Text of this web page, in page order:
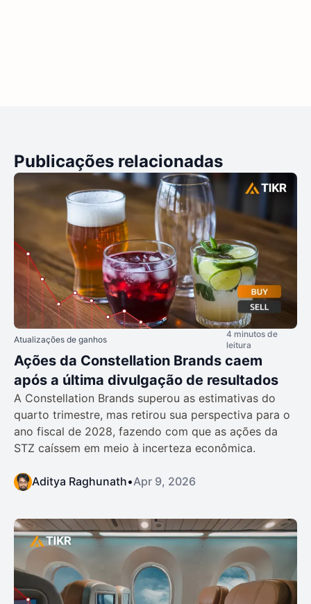
Publicações relacionadas
Atualizações de ganhos
4 minutos de
leitura
Ações da Constellation Brands caem
após a última divulgação de resultados
A Constellation Brands superou as estimativas do
quarto trimestre, mas retirou sua perspectiva para o
ano fiscal de 2028, fazendo com que as ações da
STZ caíssem em meio à incerteza econômica.
Aditya Raghunath•Apr 9, 2026